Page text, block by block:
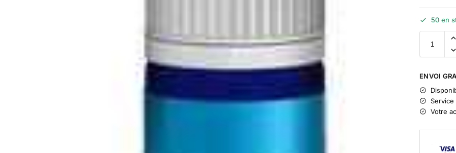
50 en
ENVOI
Votre